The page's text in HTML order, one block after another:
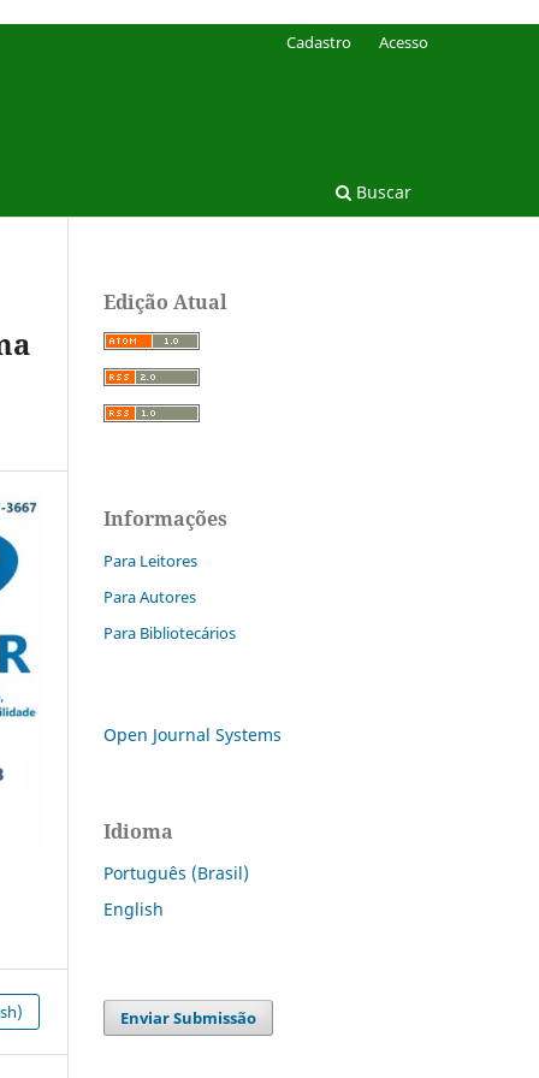
Buscar
Cadastro Acesso
Edição Atual
Informações
Para Leitores
Para Autores
Para Bibliotecários
Open Journal Systems
Idioma
Português (Brasil)
English
Enviar Submissão